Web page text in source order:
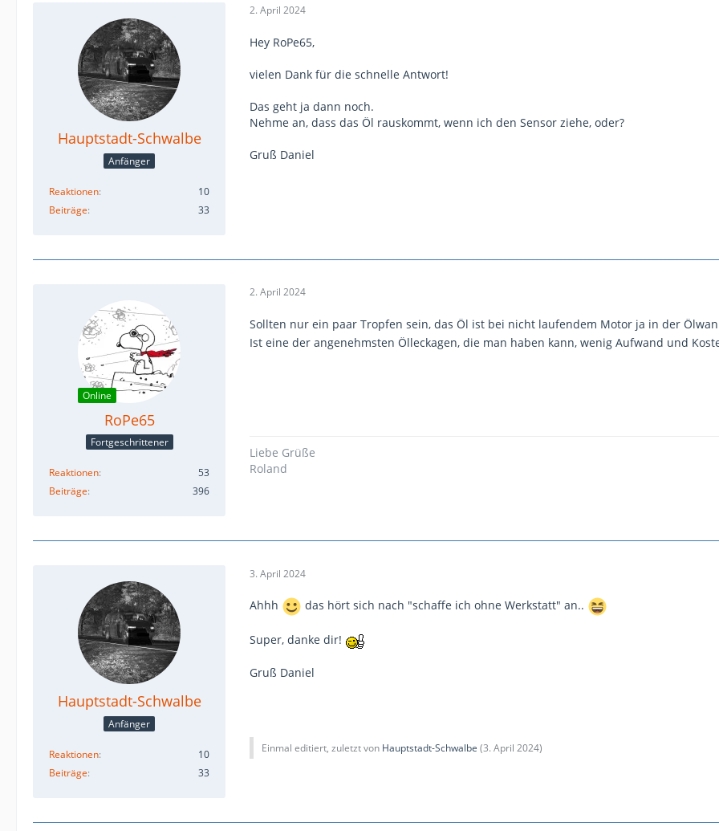
Hauptstadt-Schwalbe
Anfänger
Reaktionen
10
Beiträge
33
2. April 2024
Hey RoPe65,
vielen Dank für die schnelle Antwort!
Das geht ja dann noch.
Nehme an, dass das Öl rauskommt, wenn ich den Sensor ziehe, oder?
Gruß Daniel
Online
RoPe65
Fortgeschrittener
Reaktionen
53
Beiträge
396
2. April 2024
Sollten nur ein paar Tropfen sein, das Öl ist bei nicht laufendem Motor ja in der
Ist eine der angenehmsten Ölleckagen, die man haben kann, wenig Aufwand und
Liebe Grüße
Roland
Hauptstadt-Schwalbe
Anfänger
Reaktionen
10
Beiträge
33
3. April 2024
Ahhh das hört sich nach "schaffe ich ohne Werkstatt" an..
Super, danke dir!
Gruß Daniel
Einmal editiert, zuletzt von Hauptstadt-Schwalbe (3. April 2024)